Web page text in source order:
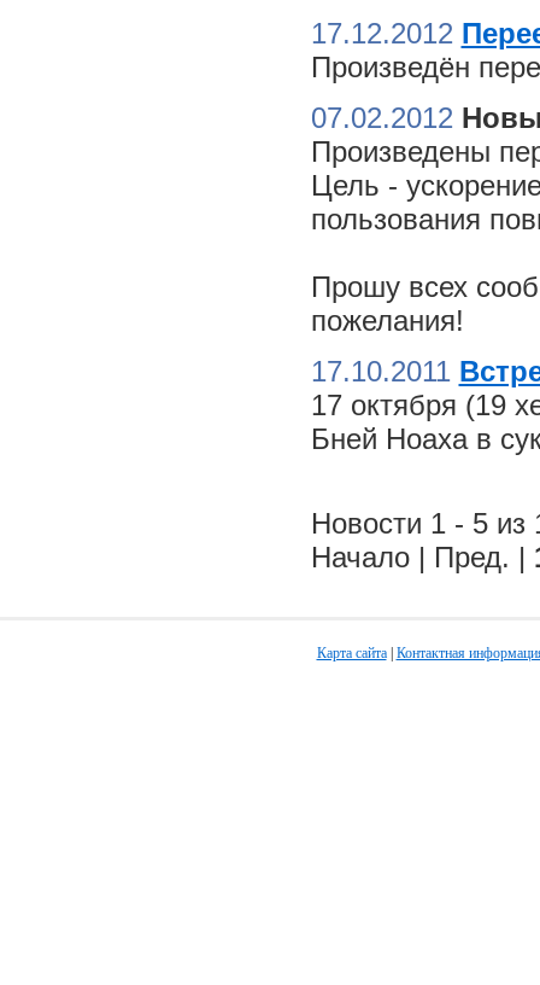
17.12.2012
Произведён
07.02.2012
Произведены
Цель -
пользования
Прошу всех
пожелания!
17.10.2011
17 октября (19
Бней Ноаха в
Новости 1 - 5 из
Начало | Пред. |
Карта сайта| Контактная